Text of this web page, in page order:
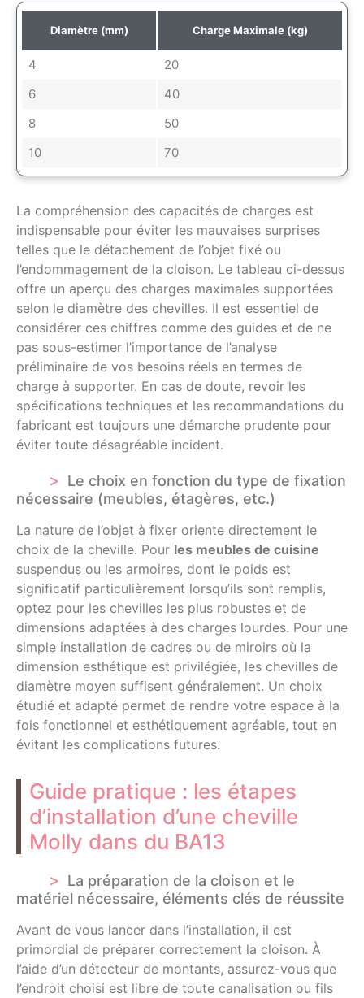
Diamètre (mm) Charge Maximale (kg)
4
20
6
40
8
50
10
70
La compréhension des capacités de charges est
indispensable pour éviter les mauvaises surprises
telles que le détachement de l’objet fixé ou
l’endommagement de la cloison. Le tableau ci-dessus
offre un aperçu des charges maximales supportées
selon le diamètre des chevilles. Il est essentiel de
considérer ces chiffres comme des guides et de ne
pas sous-estimer l’importance de l’analyse
préliminaire de vos besoins réels en termes de
charge à supporter. En cas de doute, revoir les
spécifications techniques et les recommandations du
fabricant est toujours une démarche prudente pour
éviter toute désagréable incident.
Le choix en fonction du type de fixation
nécessaire (meubles, étagères, etc.)
La nature de l’objet à fixer oriente directement le
choix de la cheville. Pour les meubles de cuisine
suspendus ou les armoires, dont le poids est
significatif particulièrement lorsqu’ils sont remplis,
optez pour les chevilles les plus robustes et de
dimensions adaptées à des charges lourdes. Pour une
simple installation de cadres ou de miroirs où la
dimension esthétique est privilégiée, les chevilles de
diamètre moyen suffisent généralement. Un choix
étudié et adapté permet de rendre votre espace à la
fois fonctionnel et esthétiquement agréable, tout en
évitant les complications futures.
Guide pratique : les étapes
d’installation d’une cheville
Molly dans du BA13
La préparation de la cloison et le
matériel nécessaire, éléments clés de réussite
Avant de vous lancer dans l’installation, il est
primordial de préparer correctement la cloison. À
l’aide d’un détecteur de montants, assurez-vous que
l’endroit choisi est libre de toute canalisation ou fils